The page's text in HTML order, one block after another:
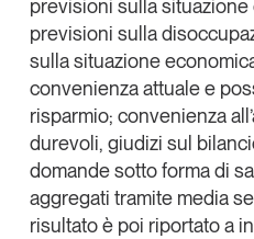
Leggi il magazine
Tendenze è il magazine di
modo indipendente il
consumo e dell’economia a
consumatori
previsioni sulla situazione
previsioni sulla
sulla situazione
convenienza attuale e
risparmio; convenienza
durevoli, giudizi sul
domande sotto forma di
aggregati tramite media
risultato è poi riportato a